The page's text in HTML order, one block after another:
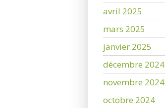
avril 2025
mars 2025
janvier 2025
décembre 2024
novembre 2024
octobre 2024